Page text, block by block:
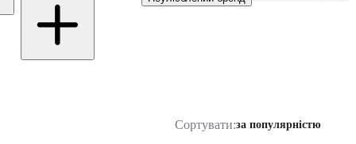
Сортувати:за популярністю